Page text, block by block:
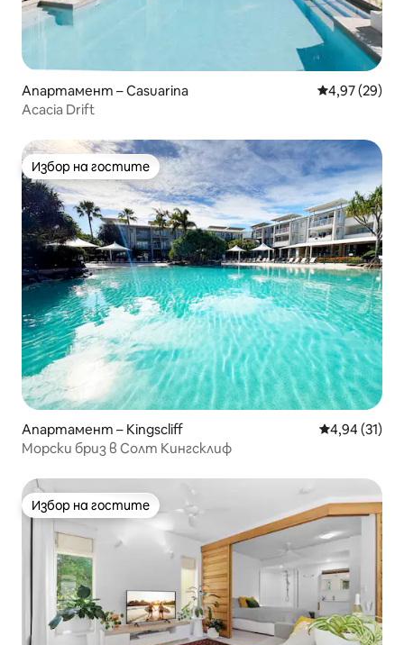
Апартамент – Casuarina Средна
4,97 (29)
Acacia Drift
Избор на гостите
Избор на гостите
Апартамент – Kingscliff Средна
4,94 (31)
Морски бриз в Солт Кингсклиф
Избор на гостите
Избор на гостите